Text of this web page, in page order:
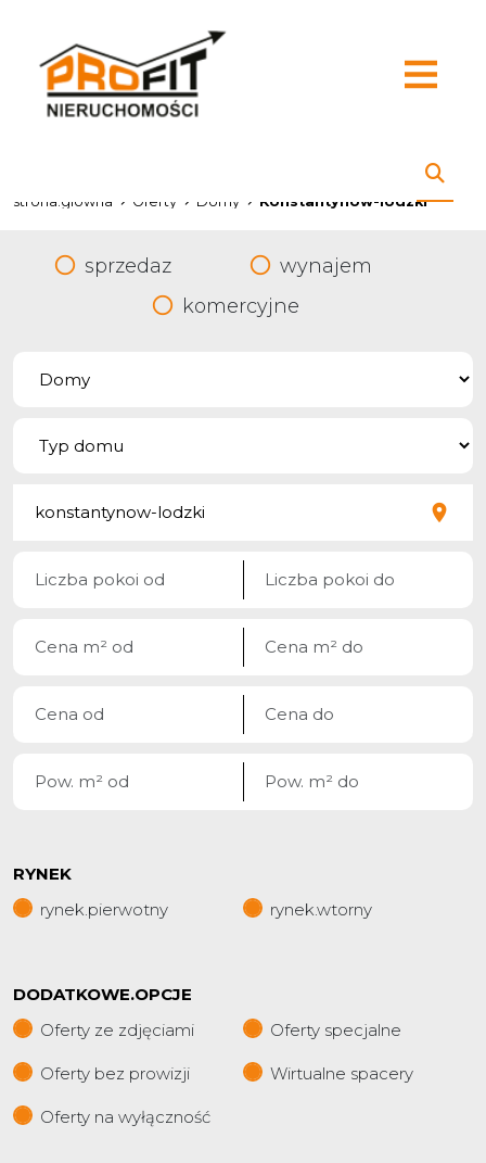
strona.glowna Oferty Domy Konstantynow-lodzki
sprzedaz
wynajem
komercyjne
RYNEK
rynek.pierwotny
rynek.wtorny
DODATKOWE.OPCJE
Oferty ze zdjęciami
Oferty specjalne
Oferty bez prowizji Wirtualne spacery
Oferty na wyłączność